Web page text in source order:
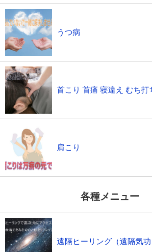
うつ病
首こり 首痛 寝違え むち打
肩こり
各種メニュー
遠隔ヒーリング（遠隔気功